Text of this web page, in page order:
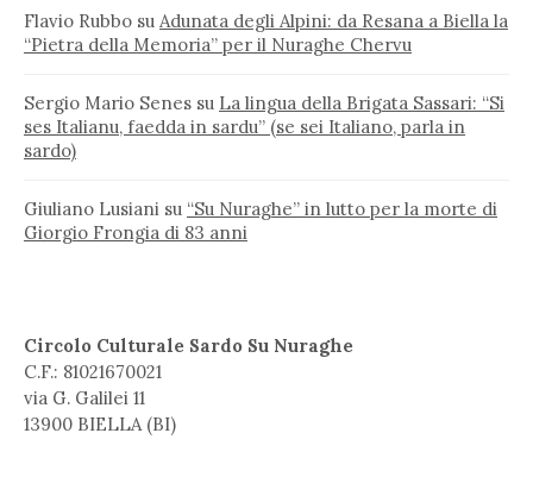
Flavio Rubbo su Adunata degli Alpini: da Resana a Biella la
“Pietra della Memoria” per il Nuraghe Chervu
Sergio Mario Senes su La lingua della Brigata Sassari: “Si
ses Italianu, faedda in sardu” (se sei Italiano, parla in
sardo)
Giuliano Lusiani su “Su Nuraghe” in lutto per la morte di
Giorgio Frongia di 83 anni
Circolo Culturale Sardo Su Nuraghe
C.F.: 81021670021
via G. Galilei 11
13900 BIELLA (BI)